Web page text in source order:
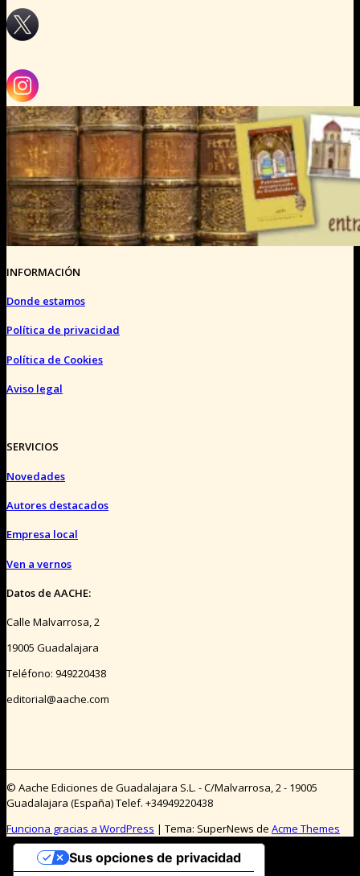
INFORMACIÓN
Donde estamos
Política de privacidad
Política de Cookies
Aviso legal
SERVICIOS
Novedades
Autores destacados
Empresa local
Ven a vernos
Datos de AACHE:
Calle Malvarrosa, 2
19005 Guadalajara
Teléfono: 949220438
editorial@aache.com
© Aache Ediciones de Guadalajara S.L. - C/Malvarrosa, 2 - 19005
Guadalajara (España) Telef. +34949220438
Funciona gracias a WordPress | Tema: SuperNews de Acme Themes
Sus opciones de privacidad